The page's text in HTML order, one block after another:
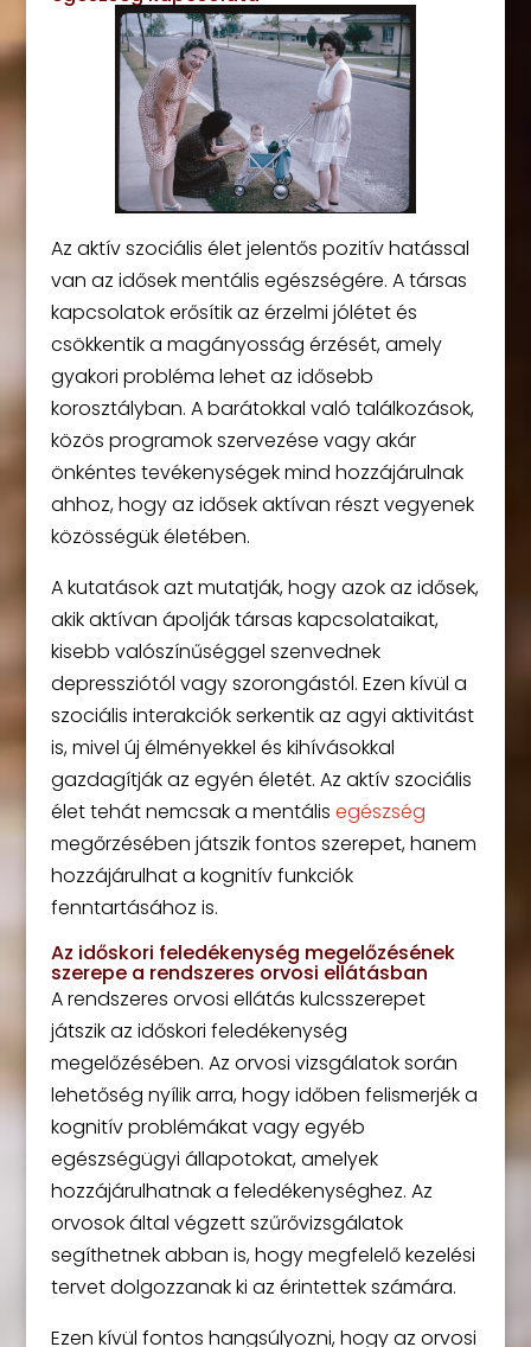
Az aktív szociális élet jelentős pozitív hatással
van az idősek mentális egészségére. A társas
kapcsolatok erősítik az érzelmi jólétet és
csökkentik a magányosság érzését, amely
gyakori probléma lehet az idősebb
korosztályban. A barátokkal való találkozások,
közös programok szervezése vagy akár
önkéntes tevékenységek mind hozzájárulnak
ahhoz, hogy az idősek aktívan részt vegyenek
közösségük életében.
A kutatások azt mutatják, hogy azok az idősek,
akik aktívan ápolják társas kapcsolataikat,
kisebb valószínűséggel szenvednek
depressziótól vagy szorongástól. Ezen kívül a
szociális interakciók serkentik az agyi aktivitást
is, mivel új élményekkel és kihívásokkal
gazdagítják az egyén életét. Az aktív szociális
élet tehát nemcsak a mentális egészség
megőrzésében játszik fontos szerepet, hanem
hozzájárulhat a kognitív funkciók
fenntartásához is.
Az időskori feledékenység megelőzésének
szerepe a rendszeres orvosi ellátásban
A rendszeres orvosi ellátás kulcsszerepet
játszik az időskori feledékenység
megelőzésében. Az orvosi vizsgálatok során
lehetőség nyílik arra, hogy időben felismerjék a
kognitív problémákat vagy egyéb
egészségügyi állapotokat, amelyek
hozzájárulhatnak a feledékenységhez. Az
orvosok által végzett szűrővizsgálatok
segíthetnek abban is, hogy megfelelő kezelési
tervet dolgozzanak ki az érintettek számára.
Ezen kívül fontos hangsúlyozni, hogy az orvosi